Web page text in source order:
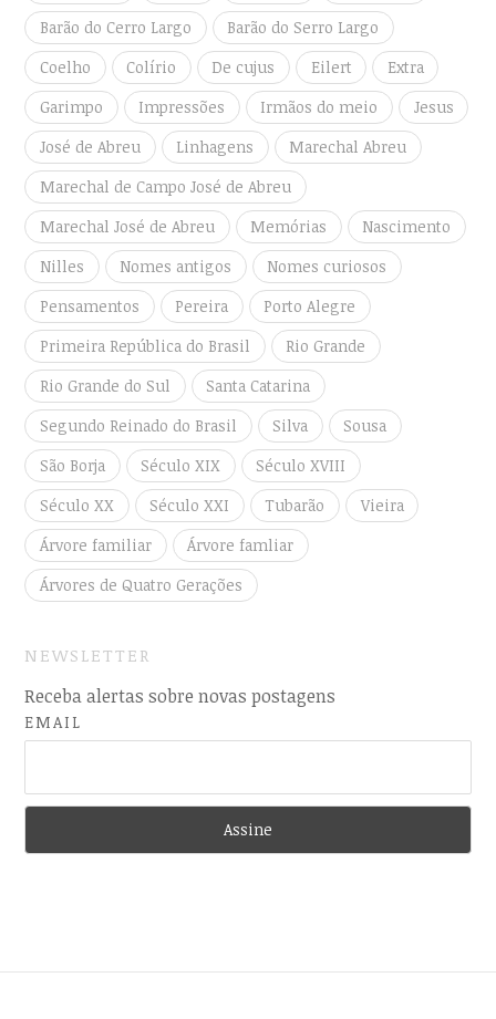
Barão do Cerro Largo
Barão do Serro Largo
Coelho
Colírio De cujus Eilert
Extra
Garimpo
Impressões Irmãos do meio
Jesus
José de Abreu
Linhagens
Marechal Abreu
Marechal de Campo José de Abreu
Marechal José de Abreu
Memórias
Nascimento
Nilles
Nomes antigos
Nomes curiosos
Pensamentos
Pereira
Porto Alegre
Primeira República do Brasil
Rio Grande
Rio Grande do Sul
Santa Catarina
Segundo Reinado do Brasil
Silva
Sousa
São Borja
Século XIX
Século XVIII
Século XX
Século XXI Tubarão
Vieira
Árvore familiar
Árvore famliar
Árvores de Quatro Gerações
NEWSLETTER
Receba alertas sobre novas postagens
EMAIL